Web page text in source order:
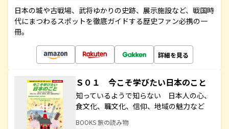
日本の城や古戦場、武将ゆかりの史跡、展示施設など、戦国時
代にまつわるスポットを徹底ガイドする歴史ファン必携の一
冊。
詳細を見る
Ｓ０１ 今こそ学びたい日本のこと
知っているようで知らない 日本人の心、
食文化、職文化、信仰、地域の魅力など
BOOKS 旅の読み物